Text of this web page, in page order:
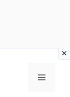
Menu